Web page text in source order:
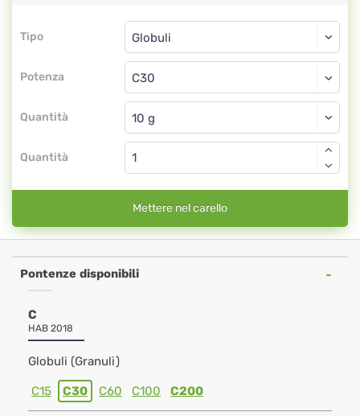
Tipo
Tipo
Potenza
Globuli
C30
Quantità
Globuli
Quantità
Mettere nel carello
Pontenze disponibili
C
HAB 2018
Globuli (Granuli)
C15 C30 C60 C100 C200